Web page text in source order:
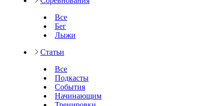
Все
Бег
Лыжи
Статьи
Все
Подкасты
События
Начинающим